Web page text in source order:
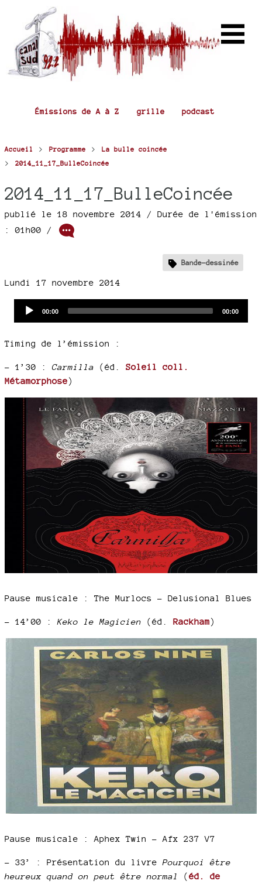
Émissions de A à Z grille podcast
Accueil > Programme > La bulle coincée
> 2014_11_17_BulleCoincée
2014_11_17_BulleCoincée
publié le 18 novembre 2014 / Durée de l'émission
: 01h00 /
Bande-dessinée
Lundi 17 novembre 2014
Current
00:00
Total
00:00
Timing de l’émission :
– 1’30 : Carmilla (éd. Soleil coll.
Métamorphose)
Pause musicale : The Murlocs – Delusional Blues
– 14’00 : Keko le Magicien (éd. Rackham)
Pause musicale : Aphex Twin – Afx 237 V7
– 33’ : Présentation du livre Pourquoi être
heureux quand on peut être normal
(éd. de